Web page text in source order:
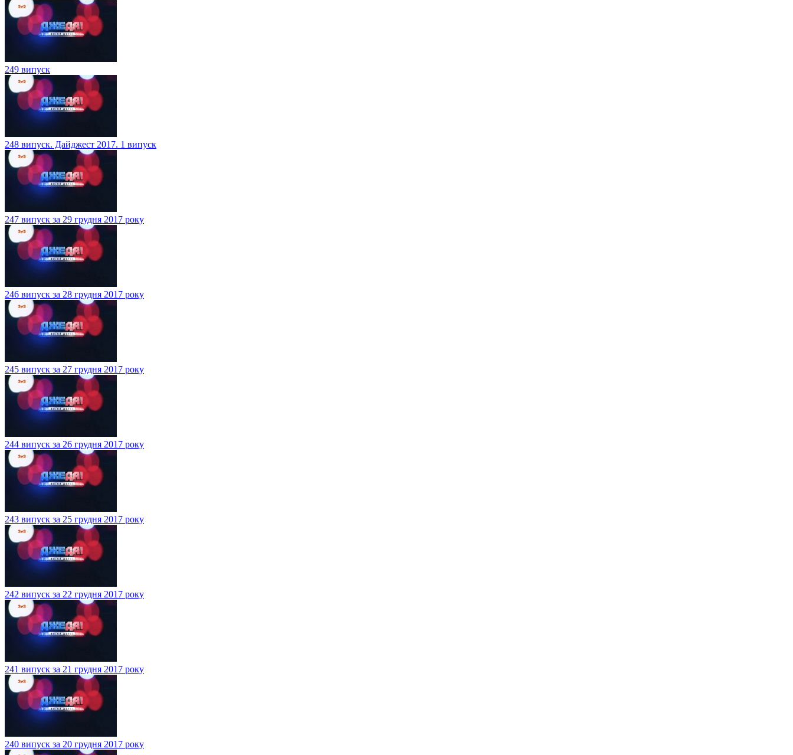
249 випуск
248 випуск. Дайджест 2017. 1 випуск
247 випуск за 29 грудня 2017 року
246 випуск за 28 грудня 2017 року
245 випуск за 27 грудня 2017 року
244 випуск за 26 грудня 2017 року
243 випуск за 25 грудня 2017 року
242 випуск за 22 грудня 2017 року
241 випуск за 21 грудня 2017 року
240 випуск за 20 грудня 2017 року